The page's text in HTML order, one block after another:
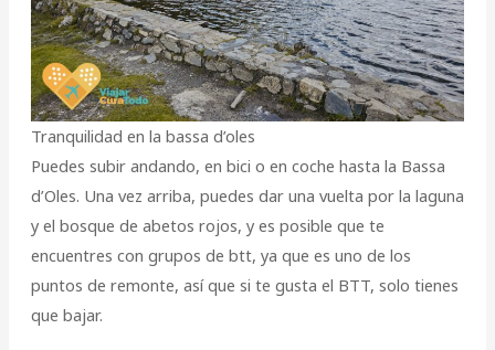
Tranquilidad en la bassa d’oles
Puedes subir andando, en bici o en coche hasta la Bassa
d’Oles. Una vez arriba, puedes dar una vuelta por la laguna
y el bosque de abetos rojos, y es posible que te
encuentres con grupos de btt, ya que es uno de los
puntos de remonte, así que si te gusta el BTT, solo tienes
que bajar.